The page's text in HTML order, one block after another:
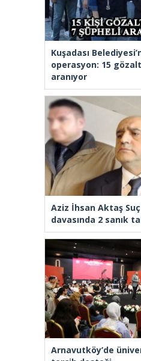
Kuşadası
operasyon: 15
aranıyor
Aziz İhsan Aktaş
davasında 2 sanık
Arnavutköy’de